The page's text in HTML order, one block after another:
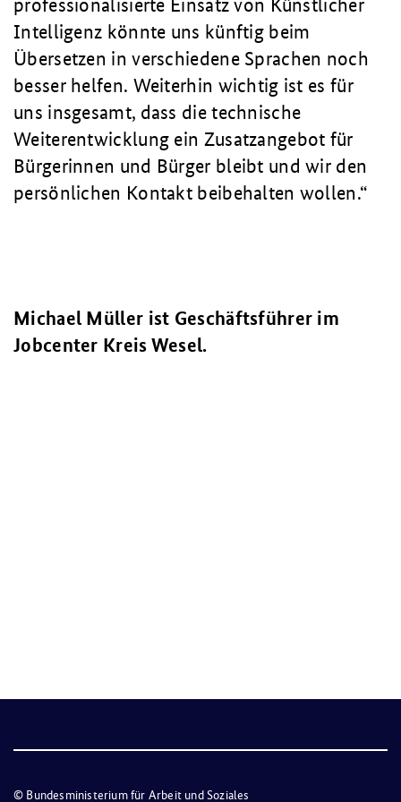
professionalisierte Einsatz von Künstlicher
Intelligenz könnte uns künftig beim
Übersetzen in verschiedene Sprachen noch
besser helfen. Weiterhin wichtig ist es für
uns insgesamt, dass die technische
Weiterentwicklung ein Zusatzangebot für
Bürgerinnen und Bürger bleibt und wir den
persönlichen Kontakt beibehalten wollen.
Michael Müller ist Geschäftsführer im
Jobcenter Kreis Wesel.
© Bundesministerium für Arbeit und Soziales